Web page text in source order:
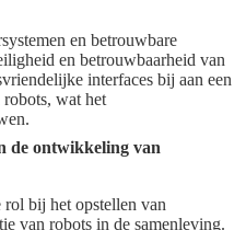
en betrouwbare
en betrouwbaarheid van
interfaces bij aan een
robots, wat het
de ontwikkeling van
rol bij het opstellen van
van robots in de samenleving.